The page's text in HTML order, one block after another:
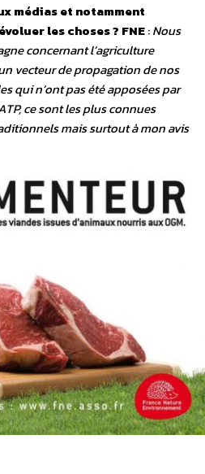
médias et notamment
les choses ? FNE:Nous
concernant l’agriculture
vecteur de propagation de nos
qui n’ont pas été apposées par
ce sont les plus connues
mais surtout à mon avis